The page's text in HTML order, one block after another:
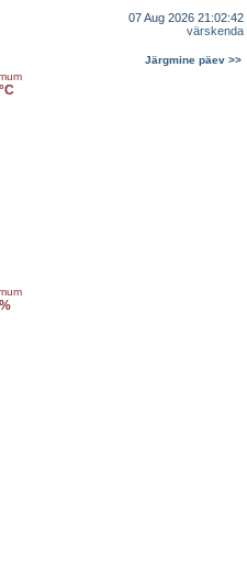
07 Aug 2026 21:02:42
värskenda
Järgmine päev >>